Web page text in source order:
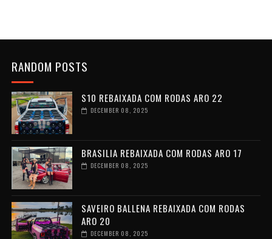
RANDOM POSTS
S10 REBAIXADA COM RODAS ARO 22
DECEMBER 08, 2025
BRASILIA REBAIXADA COM RODAS ARO 17
DECEMBER 08, 2025
SAVEIRO BALLENA REBAIXADA COM RODAS
ARO 20
DECEMBER 08, 2025